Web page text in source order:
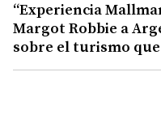
“Experiencia
Margot Robbie a
sobre el turismo que